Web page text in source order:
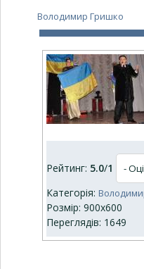
Володимир Гришко
Рейтинг: 5.0/1
Категорія:
Розмір: 900x600
Переглядів: 1649